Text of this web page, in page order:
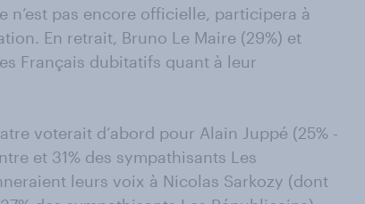
n’est pas encore officielle, participera à
En retrait, Bruno Le Maire (29%) et
Français dubitatifs quant à leur
voterait d’abord pour Alain Juppé (25% -
et 31% des sympathisants Les
leurs voix à Nicolas Sarkozy (dont